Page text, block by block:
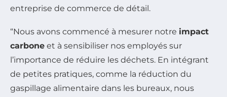
entreprise de commerce de détail.
“Nous avons commencé à mesurer notre impact
carbone et à sensibiliser nos employés sur
l’importance de réduire les déchets. En intégrant
de petites pratiques, comme la réduction du
gaspillage alimentaire dans les bureaux, nous